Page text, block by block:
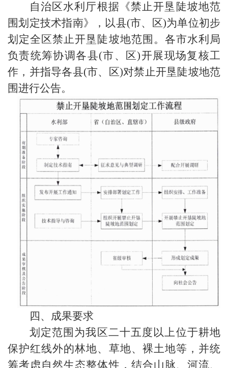
自治区水利厅根据《禁止开垦陡坡地范
围划定技术指南》，以县(市、区)为单位初步
划定全区禁止开垦陡坡地范围。各市水利局
负责统筹协调各县(市、区)开展现场复核工
作，并指导各县(市、区)对禁止开垦陡坡地范
围进行公告。
四、成果要求
划定范围为我区二十五度以上位于耕地
保护红线外的林地、草地、裸土地等，并统
筹考虑自然生态整体性，结合山脉、河流、